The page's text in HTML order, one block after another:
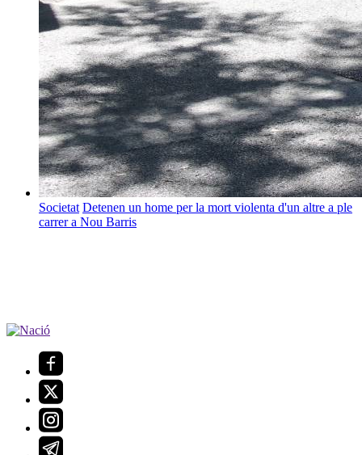
Societat Detenen un home per la mort violenta d'un altre a ple
carrer a Nou Barris